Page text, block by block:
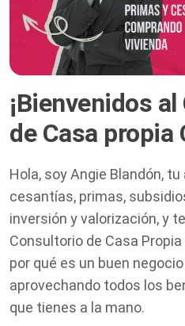
¡Bienvenidos
de Casa propia
Hola, soy Angie Blandón,
cesantías, primas,
inversión y valorización, y
Consultorio de Casa
por qué es un buen
aprovechando todos los
que tienes a la mano.